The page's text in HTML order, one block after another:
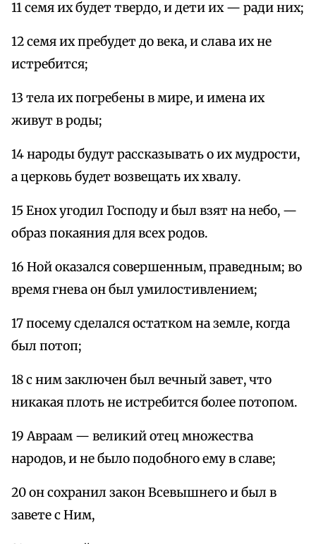
11 семя их будет твердо, и дети их — ради них;
12 семя их пребудет до века, и слава их не
истребится;
13 тела их погребены в мире, и имена их
живут в роды;
14 народы будут рассказывать о их мудрости,
а церковь будет возвещать их хвалу.
15 Енох угодил Господу и был взят на небо, —
образ покаяния для всех родов.
16 Ной оказался совершенным, праведным; во
время гнева он был умилостивлением;
17 посему сделался остатком на земле, когда
был потоп;
18 с ним заключен был вечный завет, что
никакая плоть не истребится более потопом.
19 Авраам — великий отец множества
народов, и не было подобного ему в славе;
20 он сохранил закон Всевышнего и был в
завете с Ним,